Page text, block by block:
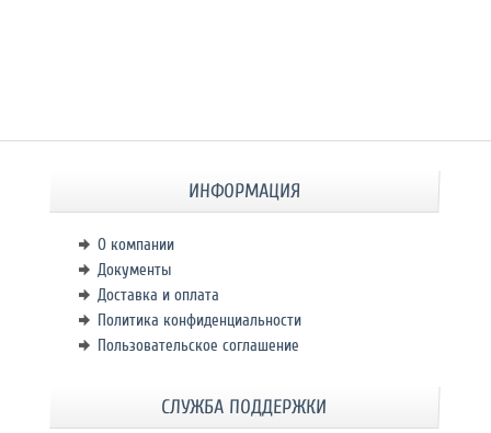
ИНФОРМАЦИЯ
О компании
Документы
Доставка и оплата
Политика конфиденциальности
Пользовательское соглашение
СЛУЖБА ПОДДЕРЖКИ